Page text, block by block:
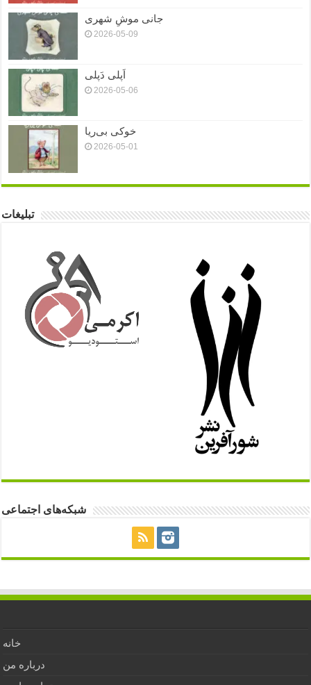
جانی موشِ شهری
2026-05-09
اَپلی دَپلی
2026-05-06
خوکی بی‌ریا
2026-05-01
تبلیغات
شبکه‌های اجتماعی
خانه
درباره من